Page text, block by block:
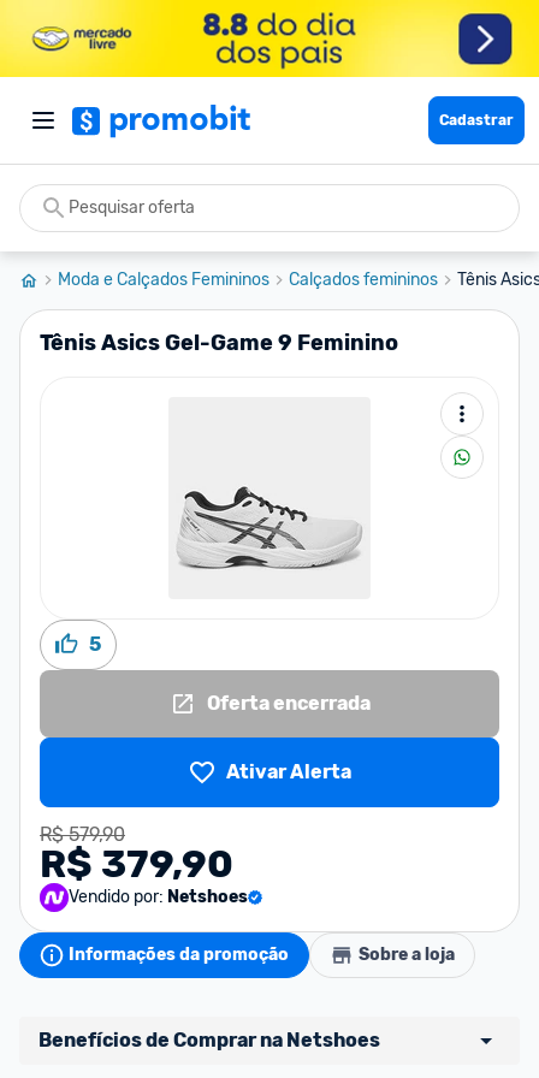
Cadastrar
Moda e Calçados Femininos Calçados femininos Tênis
Tênis Asics Gel-Game 9 Feminino
5
Oferta encerrada
Ativar Alerta
R$ 579,90
R$ 379,90
Vendido por: Netshoes
Informações da promoção Sobre a loja
Benefícios de Comprar na Netshoes